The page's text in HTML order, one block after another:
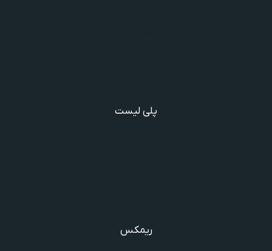
پلی لیست
ریمکس